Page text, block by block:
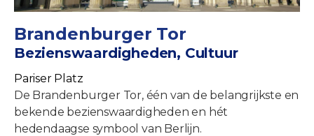
Brandenburger Tor
Bezienswaardigheden, Cultuur
Pariser Platz
De Brandenburger Tor, één van de belangrijkste en
bekende bezienswaardigheden en hét
hedendaagse symbool van Berlijn.